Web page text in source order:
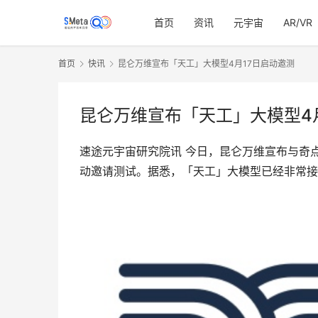
首页 资讯 元宇宙 AR/VR
首页 快讯 昆仑万维宣布「天工」大模型4月17日启动邀测
昆仑万维宣布「天工」大模型
速途元宇宙研究院讯 今日，昆仑万维宣布与
动邀请测试。据悉，「天工」大模型已经非常